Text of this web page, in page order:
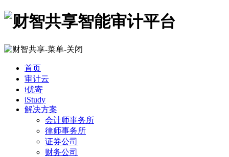
首页
审计云
i优寄
iStudy
解决方案
会计师事务所
律师事务所
证券公司
财务公司